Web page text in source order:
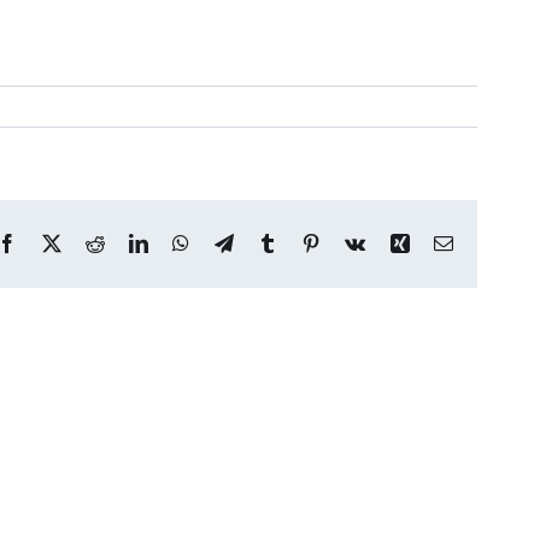
Facebook
X RedditLinkedInWhatsApp
TelegramTumblr Pinterest
Vk Xing Correo